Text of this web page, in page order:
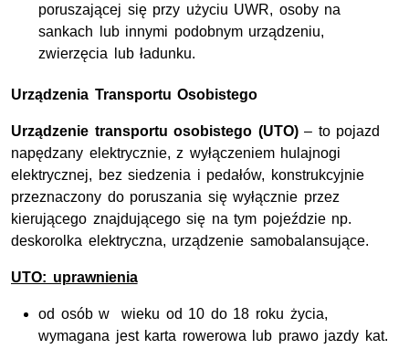
poruszającej się przy użyciu UWR, osoby na
sankach lub innymi podobnym urządzeniu,
zwierzęcia lub ładunku.
Urządzenia Transportu Osobistego
Urządzenie transportu osobistego (UTO)– to pojazd
napędzany elektrycznie, z wyłączeniem hulajnogi
elektrycznej, bez siedzenia i pedałów, konstrukcyjnie
przeznaczony do poruszania się wyłącznie przez
kierującego znajdującego się na tym pojeździe np.
deskorolka elektryczna, urządzenie samobalansujące.
UTO: uprawnienia
od osób w wieku od 10 do 18 roku życia,
wymagana jest karta rowerowa lub prawo jazdy kat.